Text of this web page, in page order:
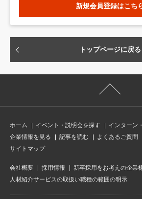
新規会員登録はこち
トップページに戻る
ホーム イベント・説明会を探す
インターン
企業情報を見る
記事を読む よくあるご質問
サイトマップ
会社概要 採用情報
新卒採用をお考えの企業
人材紹介サービスの取扱い職種の範囲の明示